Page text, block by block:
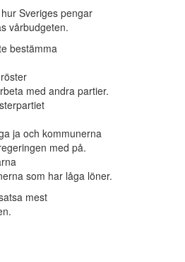
Sveriges pengar
vårbudgeten.
bestämma
med andra partier.
ja och kommunerna
med på.
som har låga löner.
mest